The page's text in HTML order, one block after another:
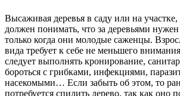
Высаживая деревья в саду или на
должен понимать, что за деревьями
только когда они молодые саженцы.
вида требует к себе не меньшего
следует выполнять кронирование,
бороться с грибками, инфекциями,
насекомыми… Если забыть об этом, то
потребуется спилить дерево, так как оно